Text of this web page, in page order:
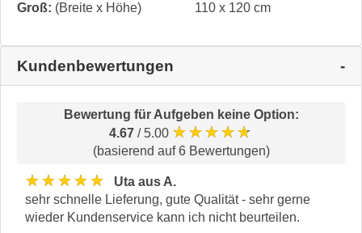
Groß: (Breite x Höhe) 110 x 120 cm
Kundenbewertungen
Bewertung für Aufgeben keine Option:
4.67 / 5.00 ★★★★★
(basierend auf 6 Bewertungen)
★★★★★
Uta aus A.
sehr schnelle Lieferung, gute Qualität - sehr gerne
wieder Kundenservice kann ich nicht beurteilen.